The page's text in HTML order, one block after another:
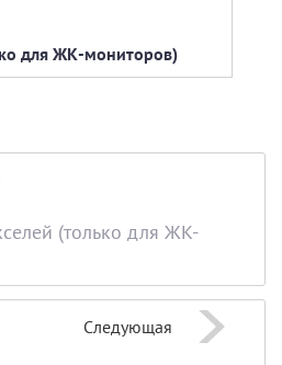
для ЖК-мониторов)
(только для ЖК-
Следующая